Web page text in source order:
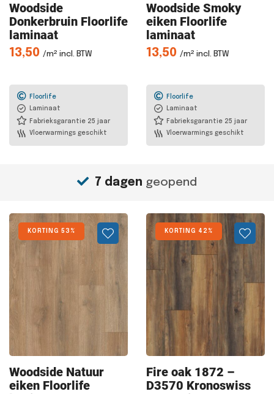
Woodside
Donkerbruin Floorlife
laminaat
13,50 /m² incl. BTW
Floorlife
Laminaat
Fabrieksgarantie 25 jaar
Vloerwarmings geschikt
Woodside Smoky
eiken Floorlife
laminaat
13,50 /m² incl. BTW
Floorlife
Laminaat
Fabrieksgarantie 25 jaar
Vloerwarmings geschikt
7 dagen geopend
KORTING 53%
Woodside Natuur
eiken Floorlife
KORTING 42%
Fire oak 1872 –
D3570 Kronoswiss